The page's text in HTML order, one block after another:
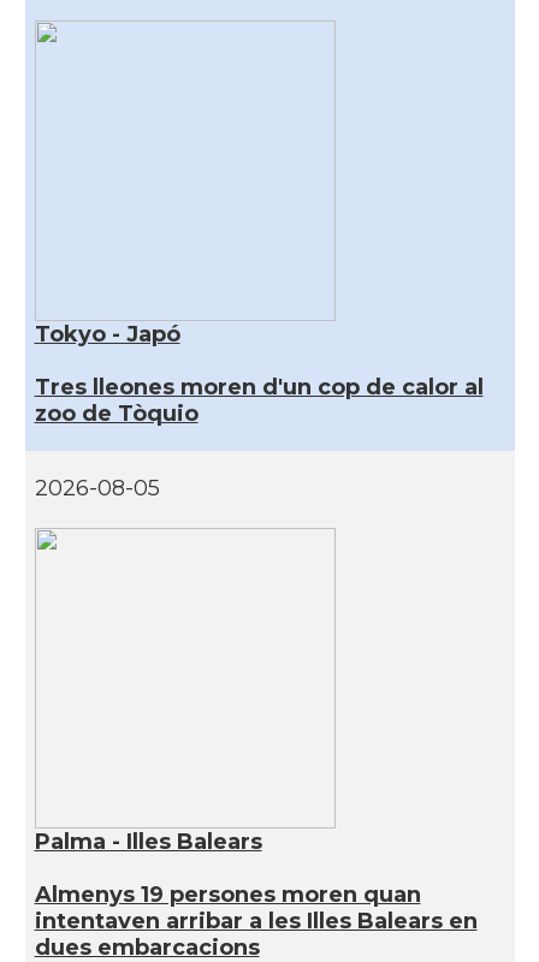
Tokyo - Japó
Tres lleones moren d'un cop de calor al
zoo de Tòquio
2026-08-05
Palma - Illes Balears
Almenys 19 persones moren quan
intentaven arribar a les Illes Balears en
dues embarcacions